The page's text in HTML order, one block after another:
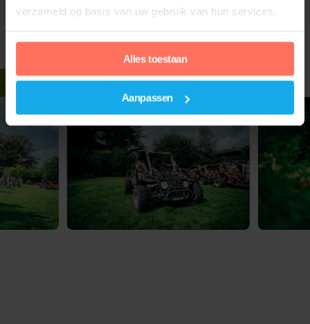
verzameld op basis van uw gebruik van hun services.
Alles toestaan
Aanpassen